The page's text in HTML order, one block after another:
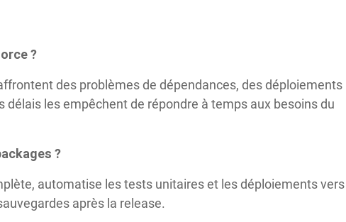
?
des problèmes de dépendances, des déploiements
les empêchent de répondre à temps aux besoins du
?
automatise les tests unitaires et les déploiements vers
après la release.